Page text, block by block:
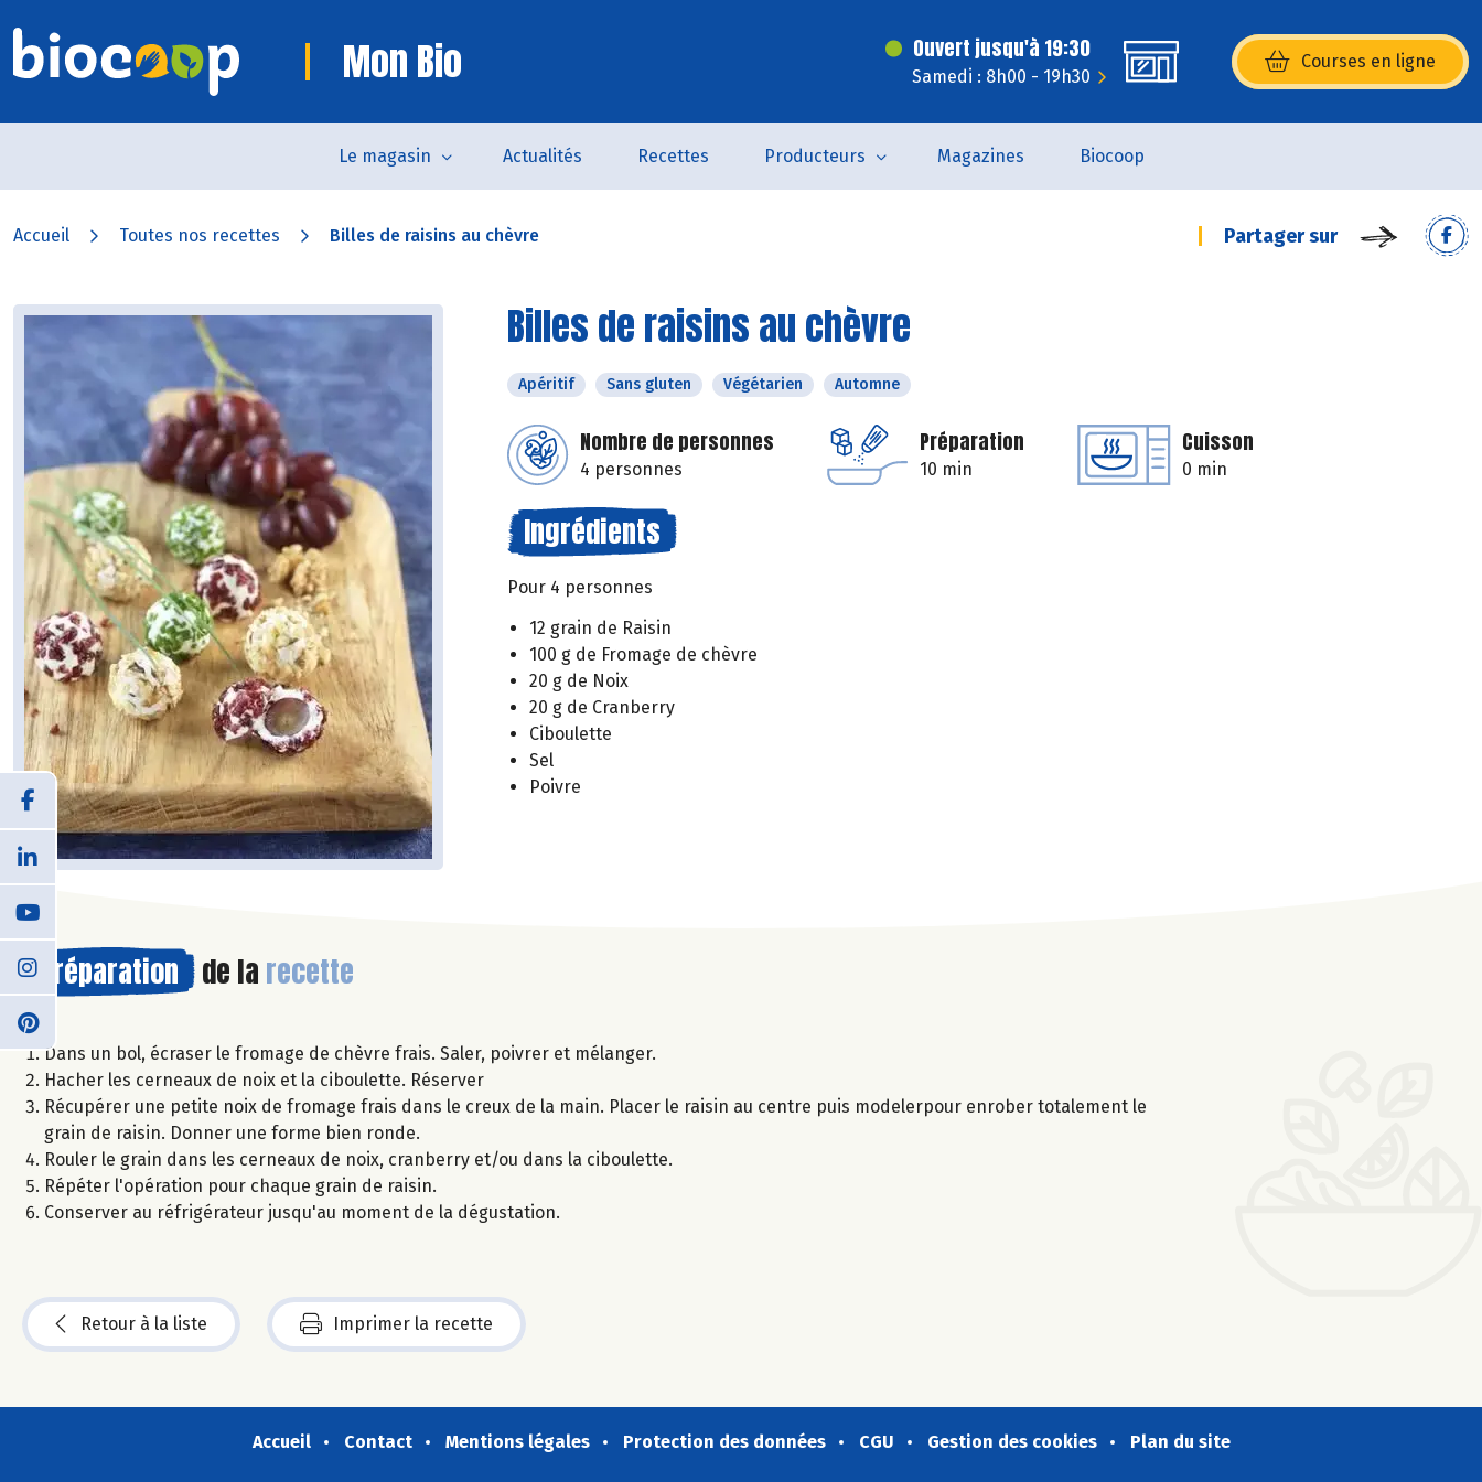
Mon Bio Ouvert jusqu'à 19:30
Samedi : 8h00 - 19h30
Courses en ligne
(s’ouvre dans une nouvelle
Le magasin Actualités Recettes Producteurs Magazines Biocoop
Accueil Toutes nos recettes Billes de raisins au chèvre Partager sur
Billes de raisins au chèvre
Apéritif Sans gluten Végétarien Automne
Nombre de personnes
4 personnes
Préparation
10 min
Cuisson
0 min
Ingrédients
Pour 4 personnes
12 grain de Raisin
100 g de Fromage de chèvre
20 g de Noix
20 g de Cranberry
Ciboulette
Sel
Poivre
Préparation de la recette
Dans un bol, écraser le fromage de chèvre frais. Saler, poivrer et mélanger.
Hacher les cerneaux de noix et la ciboulette. Réserver
Récupérer une petite noix de fromage frais dans le creux de la main. Placer le raisin au centre puis modelerpour enrober totalement le
grain de raisin. Donner une forme bien ronde.
Rouler le grain dans les cerneaux de noix, cranberry et/ou dans la ciboulette.
Répéter l'opération pour chaque grain de raisin.
Conserver au réfrigérateur jusqu'au moment de la dégustation.
Retour à la liste Imprimer la recette
Accueil Contact Mentions légales Protection des données CGU Gestion des cookies Plan du site